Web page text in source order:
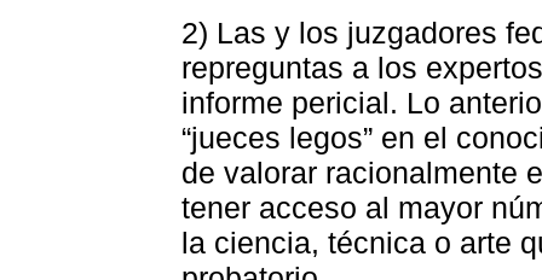
2) Las y los juzgadores
repreguntas a los
informe pericial. Lo
“jueces legos” en el
de valorar racionalmente
tener acceso al mayor
la ciencia, técnica o arte